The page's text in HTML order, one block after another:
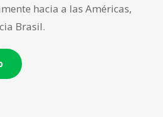
hacia a las Américas,
Brasil.